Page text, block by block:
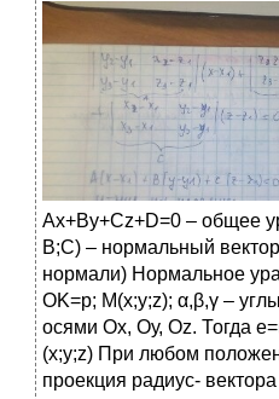
Ax+By+Cz+D=0 – общее
В;С) – нормальный
нормали) Нормальное
OK=p; M(x;y;z); α,β,γ –
осями Ох, Оу, Oz. Тогда
(x;y;z) При любом
проекция радиус- вектора